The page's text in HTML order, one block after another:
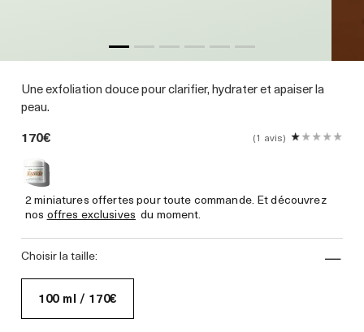
Une exfoliation douce pour clarifier, hydrater et apaiser la
peau.
170€
1 avis
2 miniatures offertes pour toute commande. Et découvrez
nos offres exclusives du moment.
choisir la taille:
100 ml / 170€